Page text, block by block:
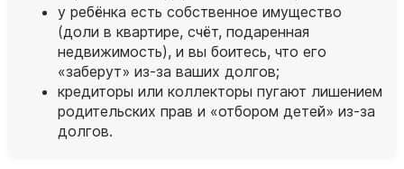
у ребёнка есть собственное имущество
(доли в квартире, счёт, подаренная
недвижимость), и вы боитесь, что его
«заберут» из‑за ваших долгов;
кредиторы или коллекторы пугают лишением
родительских прав и «отбором детей» из‑за
долгов.